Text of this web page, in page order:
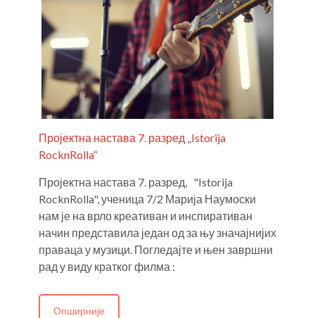
Пројектна настава 7. разред „Istorija
RocknRolla“
Пројектна настава 7. разред, "Istorija
RocknRolla", ученица 7/2 Марија Наумоски
нам је на врло креативан и инспиративан
начин представила један од за њу значајнијих
праваца у музици. Погледајте и њен завршни
рад у виду кратког филма :
Опширније